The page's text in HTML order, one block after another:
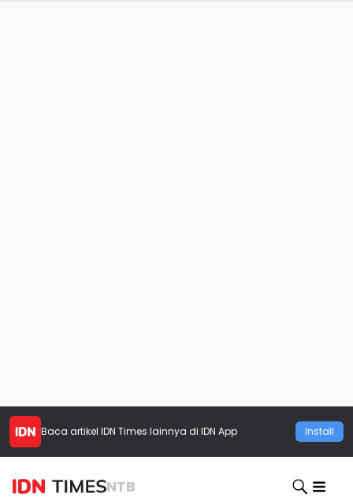
Baca artikel IDN Times lainnya di IDN App Install
NTB